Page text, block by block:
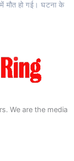
में मौत हो गई। घटना के
We are the media